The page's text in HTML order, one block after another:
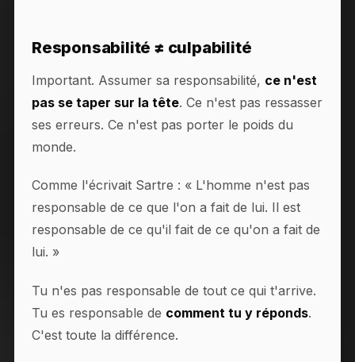
Responsabilité ≠ culpabilité
Important. Assumer sa responsabilité, ce n'est
pas se taper sur la tête. Ce n'est pas ressasser
ses erreurs. Ce n'est pas porter le poids du
monde.
Comme l'écrivait Sartre : « L'homme n'est pas
responsable de ce que l'on a fait de lui. Il est
responsable de ce qu'il fait de ce qu'on a fait de
lui. »
Tu n'es pas responsable de tout ce qui t'arrive.
Tu es responsable de comment tu y réponds.
C'est toute la différence.